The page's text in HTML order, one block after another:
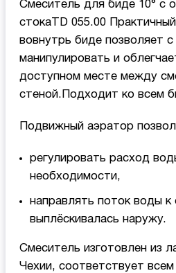
Смеситель для биде 10° с
стокаTD 055.00
вовнутрь биде позволяет
манипулировать и
доступном месте между
стеной.Подходит ко всем
Подвижный аэратор
регулировать расход
необходимости,
направлять поток воды к
выплёскивалась наружу.
Смеситель изготовлен из
Чехии, соответствует всем